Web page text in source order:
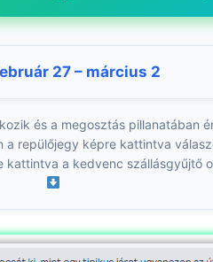
27 – március 2
és a megosztás pillanatában
a repülőjegy képre kattintva
kattintva a kedvenc szállásgyűjtő